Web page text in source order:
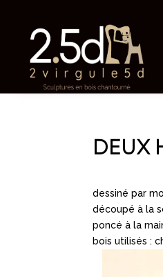
DEUX
dessiné par
découpé à la
poncé à la
bois utilisés :